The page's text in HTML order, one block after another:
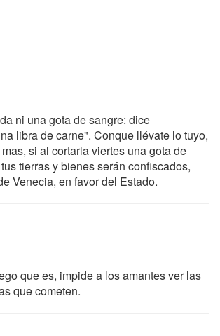
ni una gota de sangre: dice
libra de carne". Conque llévate lo tuyo,
si al cortarla viertes una gota de
tierras y bienes serán confiscados,
Venecia, en favor del Estado.
que es, impide a los amantes ver las
que cometen.